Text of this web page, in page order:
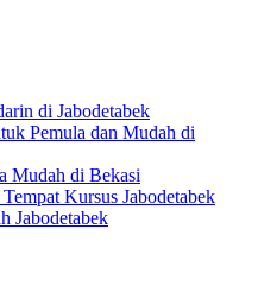
di Jabodetabek
Pemula dan Mudah di
Mudah di Bekasi
Kursus Jabodetabek
Jabodetabek